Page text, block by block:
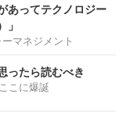
あってテクノロジー
」
マネジメント
ったら読むべき
こに爆誕